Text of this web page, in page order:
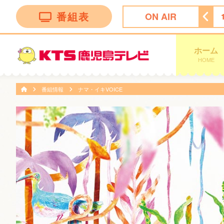
番組表 ON AIR
クション 15:45 Ｌｉｖｅ Ｎｅｗｓ イット！第１部
ホーム
HOME
番組情報 ナマ・イキVOICE